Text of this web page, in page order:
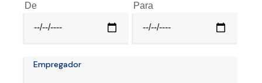
De Para
Empregador